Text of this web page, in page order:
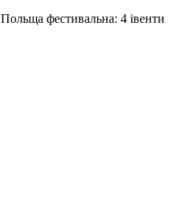
Польща фестивальна: 4 івенти